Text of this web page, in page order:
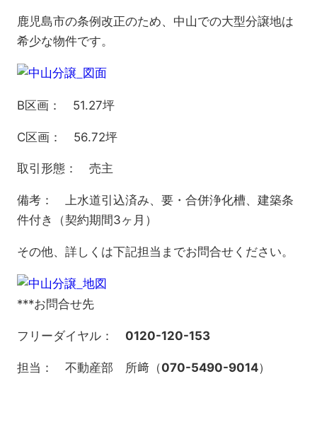
鹿児島市の条例改正のため、中山での大型分譲地は
希少な物件です。
B区画： 51.27坪
C区画： 56.72坪
取引形態： 売主
備考： 上水道引込済み、要・合併浄化槽、建築条
件付き（契約期間3ヶ月）
その他、詳しくは下記担当までお問合せください。
***お問合せ先
フリーダイヤル： 0120-120-153
担当： 不動産部 所﨑（070-5490-9014）